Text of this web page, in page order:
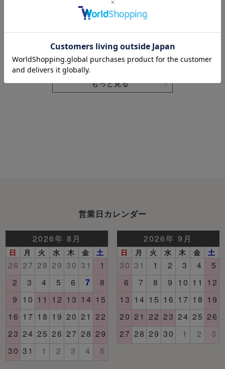
ダーメイド】
ーゼレディース
パジャマ 上下セ
き/襟あり 【オー
ダーメイド】
き/襟なし 【オー
ダーメイド】
もっと見る
営業日カレンダー